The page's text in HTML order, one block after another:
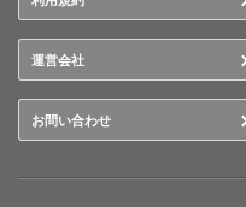
運営会社
お問い合わせ